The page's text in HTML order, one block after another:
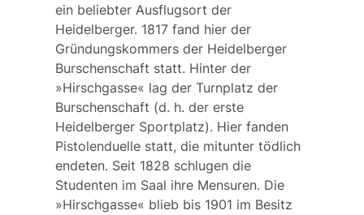
ein beliebter Ausflugsort der
Heidelberger. 1817 fand hier der
Gründungskommers der Heidelberger
Burschenschaft statt. Hinter der
»Hirschgasse« lag der Turnplatz der
Burschenschaft (d. h. der erste
Heidelberger Sportplatz). Hier fanden
Pistolenduelle statt, die mitunter tödlich
endeten. Seit 1828 schlugen die
Studenten im Saal ihre Mensuren. Die
»Hirschgasse« blieb bis 1901 im Besitz